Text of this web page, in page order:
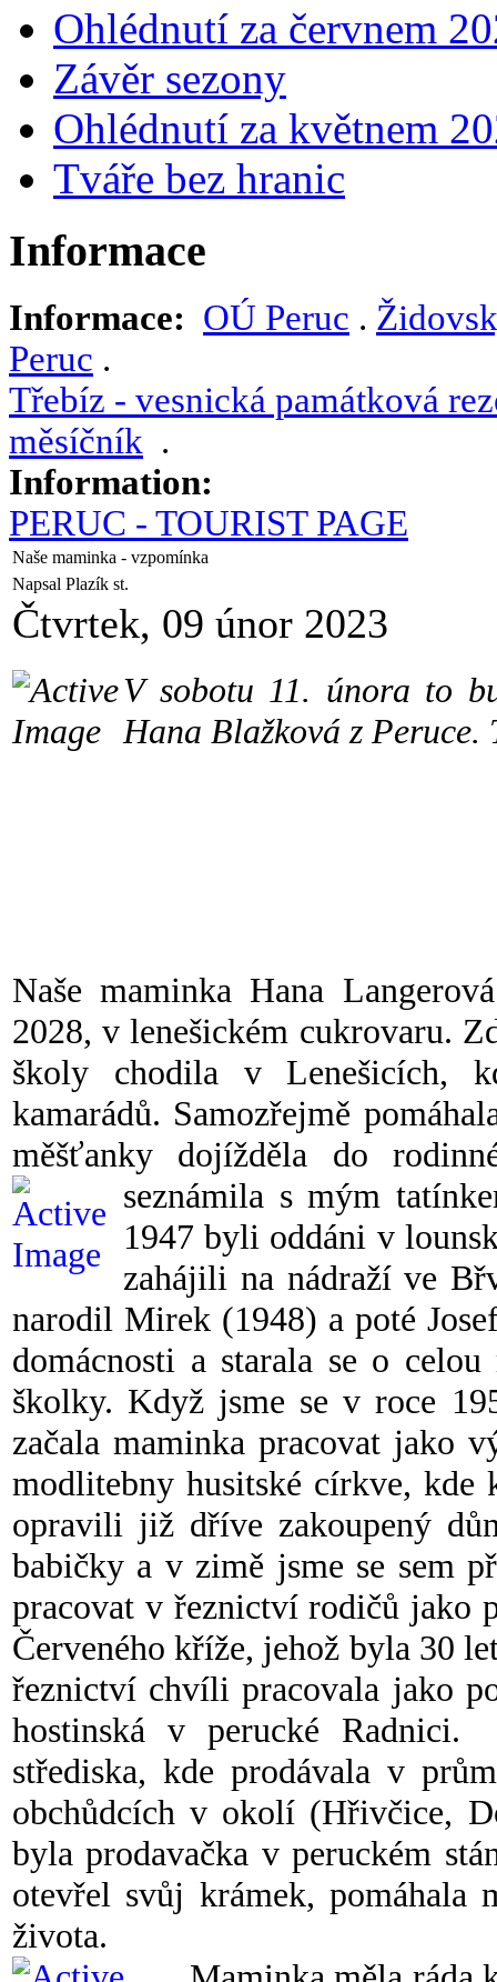
Ohlédnutí za červnem
Závěr sezony
Ohlédnutí za květnem
Tváře bez hranic
Informace
Informace: OÚ Peruc .
Peruc .
Třebíz - vesnická památková
měsíčník .
Information:
PERUC - TOURIST PAGE
Naše maminka - vzpomínka
Napsal Plazík st.
Čtvrtek, 09 únor 2023
V sobotu 11. února to
Hana Blažková z Peruce.
Naše maminka Hana
2028, v lenešickém cukrovaru.
školy chodila v Lenešicích,
kamarádů. Samozřejmě
měšťanky dojížděla do
seznámila s mým
1947 byli oddáni v
zahájili na nádraží ve
narodil Mirek (1948) a poté
domácnosti a starala se o
školky. Když jsme se v roce
začala maminka pracovat jako
modlitebny husitské církve,
opravili již dříve zakoupený
babičky a v zimě jsme se sem
pracovat v řeznictví rodičů jako
Červeného kříže, jehož byla 30
řeznictví chvíli pracovala jako
hostinská v perucké Radnici.
střediska, kde prodávala v
obchůdcích v okolí (Hřivčice,
byla prodavačka v peruckém
otevřel svůj krámek, pomáhala
života.